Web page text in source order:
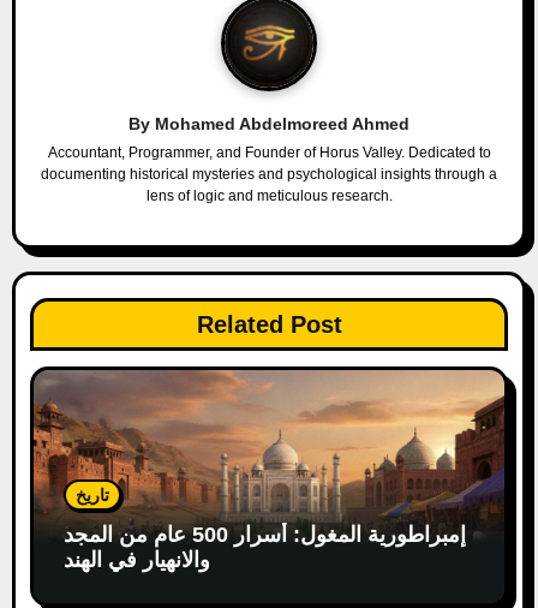
g
t
i
o
n
By Mohamed Abdelmoreed Ahmed
Accountant, Programmer, and Founder of Horus Valley. Dedicated to
documenting historical mysteries and psychological insights through a
lens of logic and meticulous research.
Related Post
تاريخ
إمبراطورية المغول: أسرار 500 عام من المجد
والانهيار في الهند